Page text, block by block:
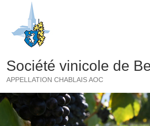
content
Société vinicole de
APPELLATION CHABLAIS AOC